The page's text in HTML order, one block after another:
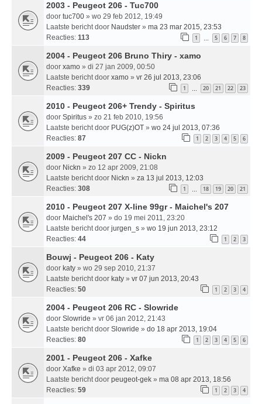
2003 - Peugeot 206 - Tuc700
door tuc700 » wo 29 feb 2012, 19:49
Laatste bericht door Naudster » ma 23 mar 2015, 23:53
Reacties: 113 1 … 5 6 7 8
2004 - Peugeot 206 Bruno Thiry - xamo
door xamo » di 27 jan 2009, 00:50
Laatste bericht door xamo » vr 26 jul 2013, 23:06
Reacties: 339 1 … 20 21 22 23
2010 - Peugeot 206+ Trendy - Spiritus
door Spiritus » zo 21 feb 2010, 19:56
Laatste bericht door PUG(z)OT » wo 24 jul 2013, 07:36
Reacties: 87 1 2 3 4 5 6
2009 - Peugeot 207 CC - Nickn
door Nickn » zo 12 apr 2009, 21:08
Laatste bericht door Nickn » za 13 jul 2013, 12:03
Reacties: 308 1 … 18 19 20 21
2010 - Peugeot 207 X-line 99gr - Maichel's 207
door Maichel's 207 » do 19 mei 2011, 23:20
Laatste bericht door jurgen_s » wo 19 jun 2013, 23:12
Reacties: 44 1 2 3
Bouwj - Peugeot 206 - Katy
door katy » wo 29 sep 2010, 21:37
Laatste bericht door katy » vr 07 jun 2013, 20:43
Reacties: 50 1 2 3 4
2004 - Peugeot 206 RC - Slowride
door Slowride » vr 06 jan 2012, 21:43
Laatste bericht door Slowride » do 18 apr 2013, 19:04
Reacties: 80 1 2 3 4 5 6
2001 - Peugeot 206 - Xafke
door Xafke » di 03 apr 2012, 09:07
Laatste bericht door peugeot-gek » ma 08 apr 2013, 18:56
Reacties: 59 1 2 3 4